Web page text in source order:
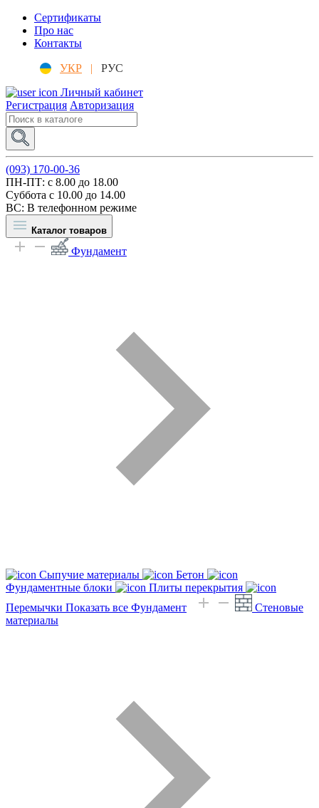
Сертификаты
Про нас
Контакты
УКР |
РУС
Личный кабинет
Регистрация Авторизация
(093) 170-00-36
ПН-ПТ: c 8.00 до 18.00
Суббота с 10.00 до 14.00
ВС: В телефонном режиме
Каталог товаров
Фундамент
Сыпучие материалы
Бетон
Фундаментные блоки
Плиты перекрытия
Перемычки Показать все Фундамент
Стеновые
материалы